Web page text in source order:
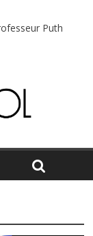
Puth
indépendant
en hausse
et bonne
métal et